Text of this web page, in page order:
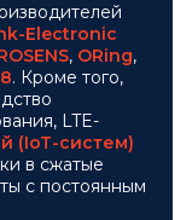
Electronic
, ORing,
. Кроме того,
LTE-
(IoT-систем)
в сжатые
с постоянным